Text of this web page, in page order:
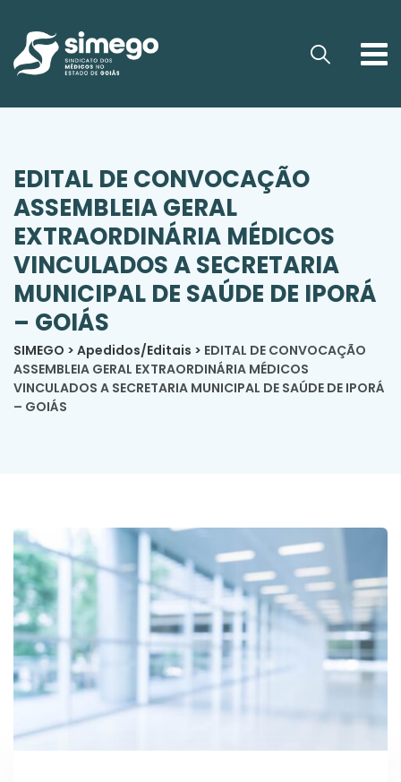
EDITAL DE CONVOCAÇÃO
ASSEMBLEIA GERAL
EXTRAORDINÁRIA MÉDICOS
VINCULADOS A SECRETARIA
MUNICIPAL DE SAÚDE DE IPORÁ
– GOIÁS
SIMEGO > Apedidos/Editais > EDITAL DE CONVOCAÇÃO
ASSEMBLEIA GERAL EXTRAORDINÁRIA MÉDICOS
VINCULADOS A SECRETARIA MUNICIPAL DE SAÚDE DE IPORÁ
– GOIÁS